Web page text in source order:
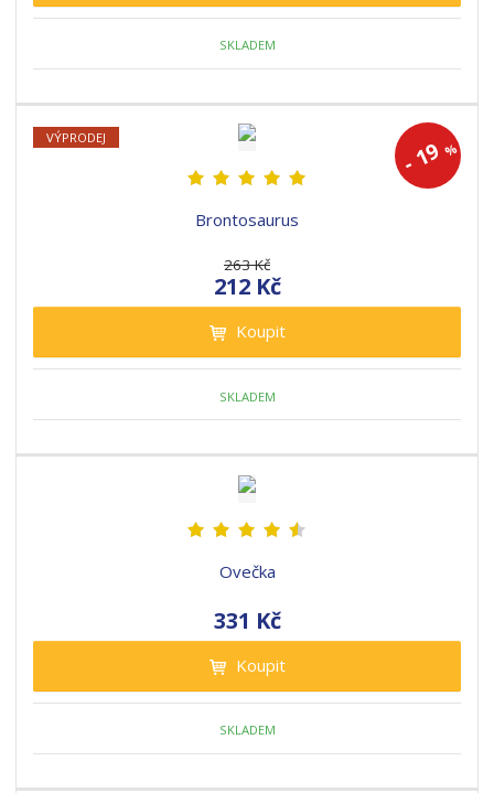
SKLADEM
-19%
VÝPRODEJ
Brontosaurus
263 Kč
212 Kč
Koupit
SKLADEM
Ovečka
331 Kč
Koupit
SKLADEM